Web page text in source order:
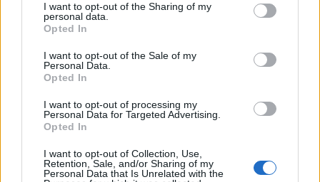
I want to opt-out of the Sharing of my
personal data.
Opted In
I want to opt-out of the Sale of my
Personal Data.
Opted In
I want to opt-out of processing my
Personal Data for Targeted Advertising.
Opted In
I want to opt-out of Collection, Use,
Retention, Sale, and/or Sharing of my
Personal Data that Is Unrelated with the
Ο καιρός στην Κόρινθο
Ο καιρός στην Πάτρα
Πάτρα
και θερμοκρασίες γύρω στους23–24°C
, με
ασθενείς ανέμους.